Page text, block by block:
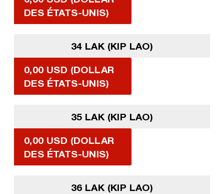
DES ÉTATS-UNIS)
34 LAK (KIP LAO)
0,00 USD (DOLLAR
DES ÉTATS-UNIS)
35 LAK (KIP LAO)
0,00 USD (DOLLAR
DES ÉTATS-UNIS)
36 LAK (KIP LAO)